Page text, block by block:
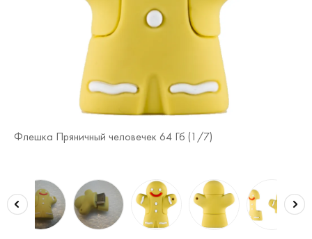
Флешка Пряничный человечек 64 Гб (1 /7)